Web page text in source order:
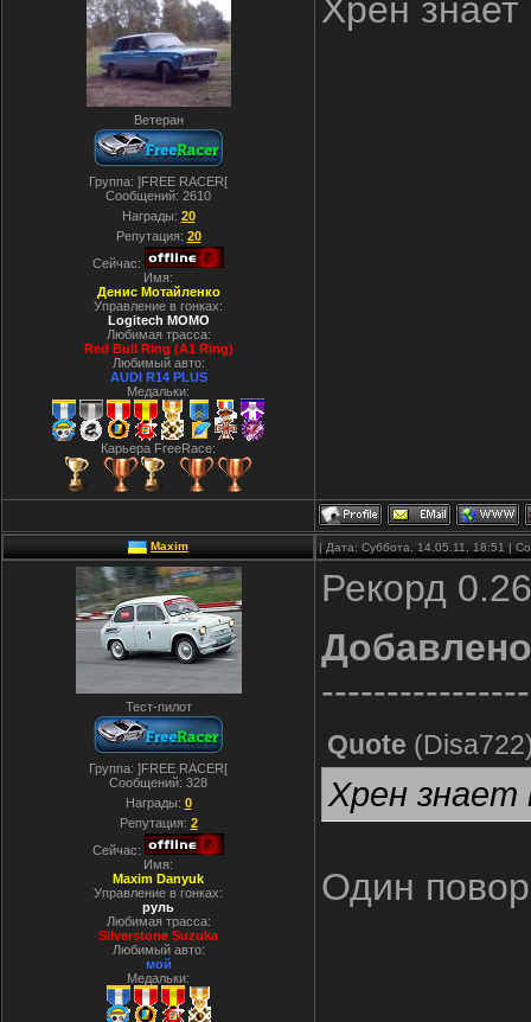
Ветеран
Группа: ]FREE RACER[
Сообщений: 2610
Награды: 20
Репутация: 20
Сейчас:
Имя:
Денис Мотайленко
Управление в гонках:
Logitech MOMO
Любимая трасса:
Red Bull Ring (A1 Ring)
Любимый авто:
AUDI R14 PLUS
Медальки:
Карьера FreeRace:
Хрен знает
Maxim | Дата: Суббота, 14.05.11, 18:51 |
Тест-пилот
Группа: ]FREE RACER[
Сообщений: 328
Награды: 0
Репутация: 2
Сейчас:
Имя:
Maxim Danyuk
Управление в гонках:
руль
Любимая трасса:
Silverstone Suzuka
Любимый авто:
мой
Медальки:
Рекорд
Добавлено
Quote (Disa722
Хрен
Один